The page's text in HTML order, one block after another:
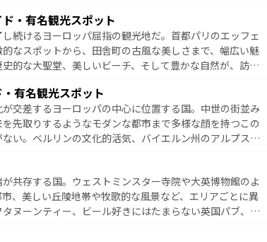
城塞都市、穏やかなビーチリゾートまで多彩な表情を見
スペインはその個性で訪れる人を魅了する。 なお、
覧を参照してほしい。
・有名観光スポット
続けるヨーロッパ屈指の観光地だ。首都パリのエッフェ
なスポットから、田舎町の古風な美しさまで、幅広い魅
的な大聖堂、美しいビーチ、そして豊かな自然が、訪れ
ャンパンの発祥地であるランス、プロヴァンスの香り高
が可能だ。さらに、パリ以外の地域にも魅力が溢れてお
息づいている。パリ以外の個性あふれる地方に足を運ぶ
とそれぞれで全く異なる文化を体験できるだろう。 なお、新着のフランス情報はコンテンツ
有名観光スポット
交差するヨーロッパの中心に位置する国。中世の街並み
先取りするようなモダンな都市まで多様な顔を持つこの
い。ベルリンの文化的活気、バイエルン州のアルプスの
人にはぜひ体験してほしい。 なお、新着のド
てほしい。
共存する国。ウェストミンスター寺院や大英博物館のよ
、美しい丘陵地帯や牧歌的な風景など、エリアごとに異
ヌーンティー、ビール好きにはたまらない英国パブ、サ